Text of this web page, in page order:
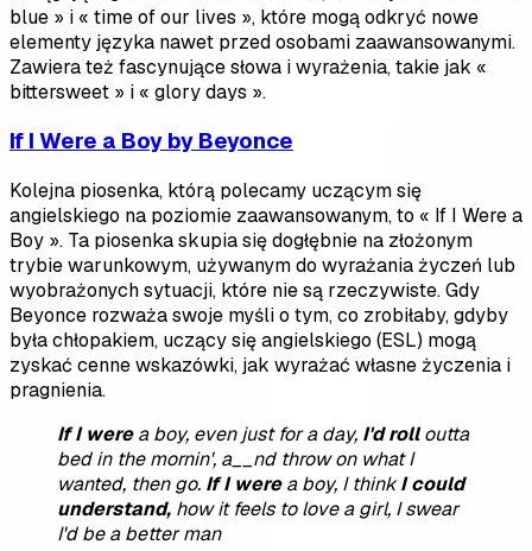
blue » i « time of our lives », które mogą odkryć nowe
elementy języka nawet przed osobami zaawansowanymi.
Zawiera też fascynujące słowa i wyrażenia, takie jak «
bittersweet » i « glory days ».
If I Were a Boy by Beyonce
Kolejna piosenka, którą polecamy uczącym się
angielskiego na poziomie zaawansowanym, to « If I Were a
Boy ». Ta piosenka skupia się dogłębnie na złożonym
trybie warunkowym, używanym do wyrażania życzeń lub
wyobrażonych sytuacji, które nie są rzeczywiste. Gdy
Beyonce rozważa swoje myśli o tym, co zrobiłaby, gdyby
była chłopakiem, uczący się angielskiego (ESL) mogą
zyskać cenne wskazówki, jak wyrażać własne życzenia i
pragnienia.
If I were a boy, even just for a day, I'd roll outta
bed in the mornin', a__nd throw on what I
wanted, then go. If I were a boy, I think I could
understand, how it feels to love a girl, I swear
I'd be a better man